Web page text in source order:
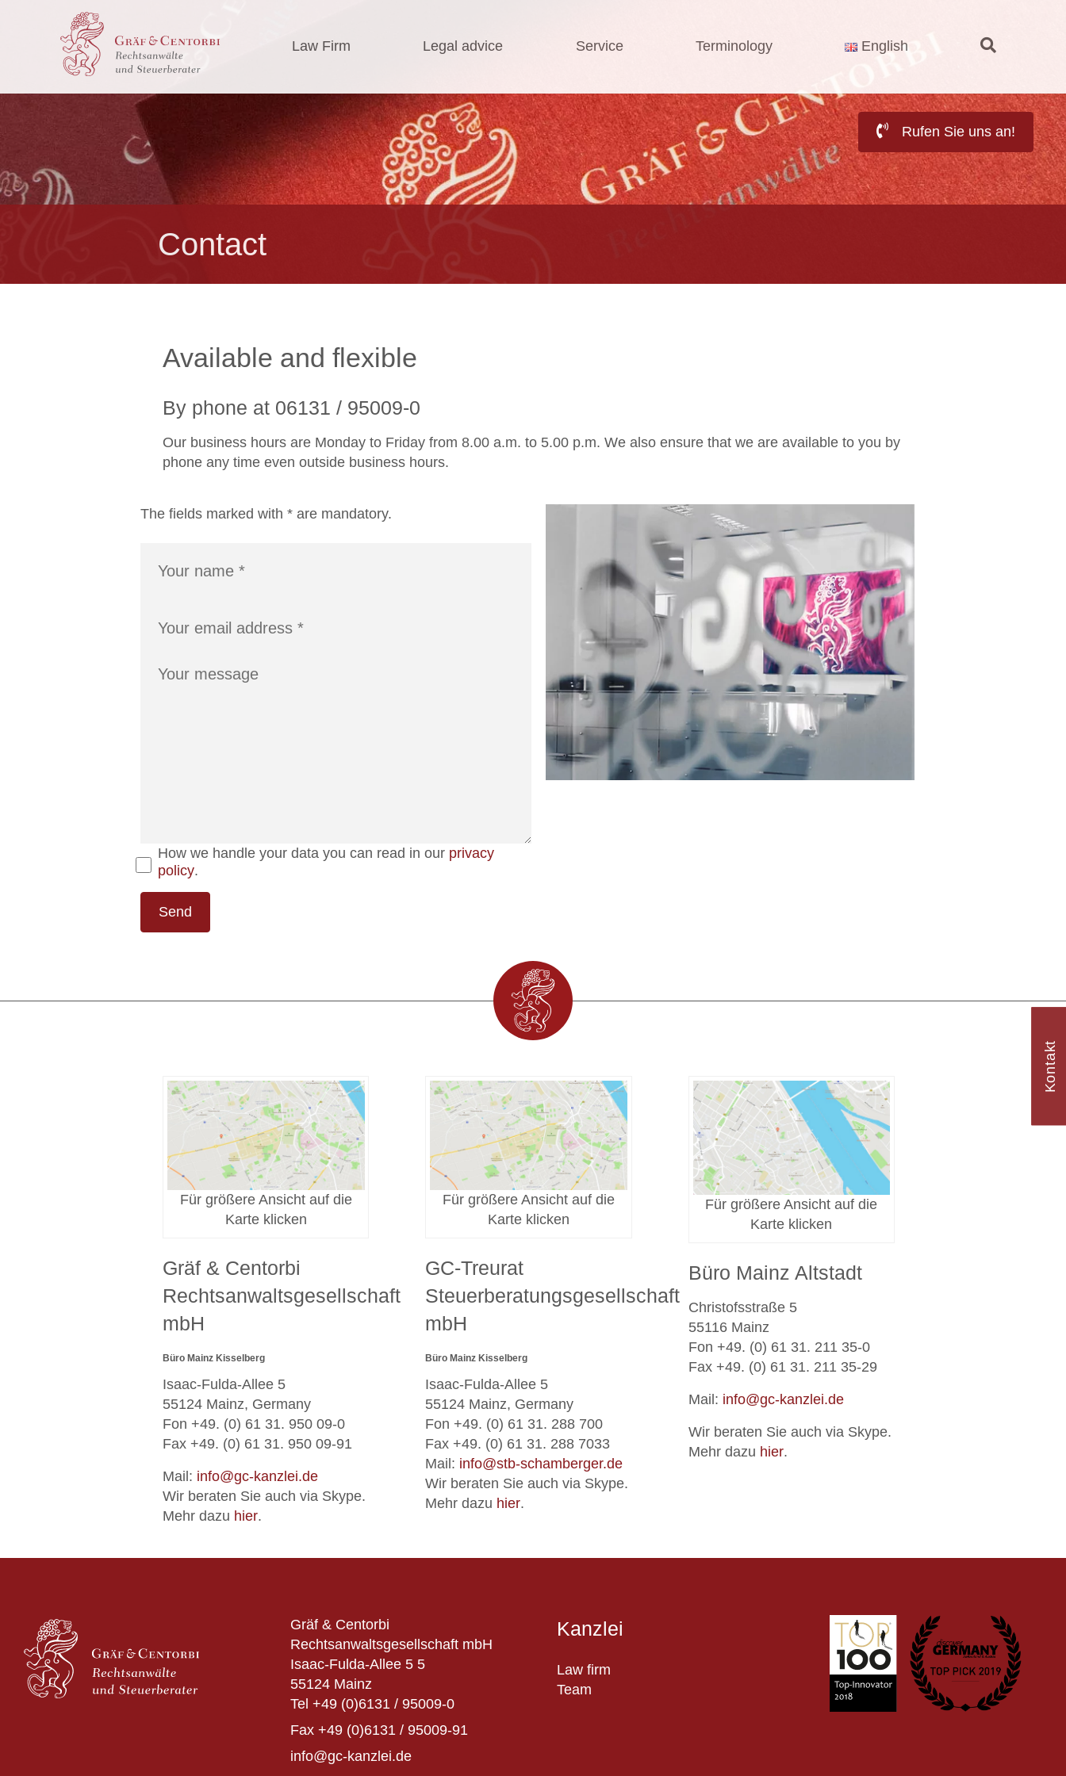
Law Firm Legal advice Service Terminology English
Contact
Rufen Sie uns an!
Available and flexible
By phone at 06131 / 95009-0
Our business hours are Monday to Friday from 8.00 a.m. to 5.00 p.m. We also ensure that we are available to you by
phone any time even outside business hours.
The fields marked with * are mandatory.
How we handle your data you can read in our privacy
policy.
Für größere Ansicht auf die
Karte klicken
Gräf & Centorbi
Rechtsanwaltsgesellschaft
mbH
Büro Mainz Kisselberg
Isaac-Fulda-Allee 5
55124 Mainz, Germany
Fon +49. (0) 61 31. 950 09-0
Fax +49. (0) 61 31. 950 09-91
Mail: info@gc-kanzlei.de
Wir beraten Sie auch via Skype.
Mehr dazu hier.
Für größere Ansicht auf die
Karte klicken
GC-Treurat
Steuerberatungsgesellschaft
mbH
Büro Mainz Kisselberg
Isaac-Fulda-Allee 5
55124 Mainz, Germany
Fon +49. (0) 61 31. 288 700
Fax +49. (0) 61 31. 288 7033
Mail: info@stb-schamberger.de
Wir beraten Sie auch via Skype.
Mehr dazu hier.
Für größere Ansicht auf die
Karte klicken
Büro Mainz Altstadt
Christofsstraße 5
55116 Mainz
Fon +49. (0) 61 31. 211 35-0
Fax +49. (0) 61 31. 211 35-29
Mail: info@gc-kanzlei.de
Wir beraten Sie auch via Skype.
Mehr dazu hier.
Kontakt
Gräf & Centorbi
Rechtsanwaltsgesellschaft mbH
Isaac-Fulda-Allee 5 5
55124 Mainz
Tel +49 (0)6131 / 95009-0
Fax +49 (0)6131 / 95009-91
info@gc-kanzlei.de
Kanzlei
Law firm
Team